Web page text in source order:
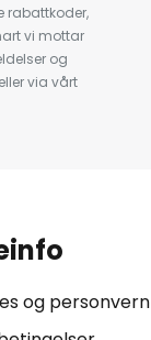
rabattkoder,
vi mottar
og
via vårt
og personvern